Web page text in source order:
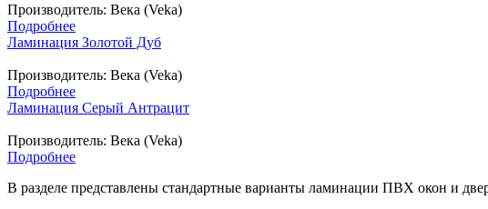
Производитель: Века (Veka)
Подробнее
Ламинация Золотой Дуб
Производитель: Века (Veka)
Подробнее
Ламинация Серый Антрацит
Производитель: Века (Veka)
Подробнее
В разделе представлены стандартные варианты ламинации ПВХ окон и